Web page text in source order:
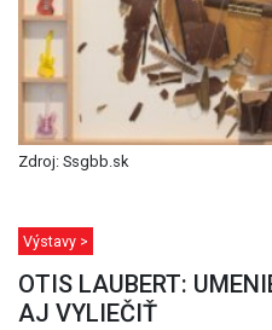
Zdroj: Ssgbb.sk
Výstavy >
OTIS LAUBERT:
AJ VYLIEČIŤ